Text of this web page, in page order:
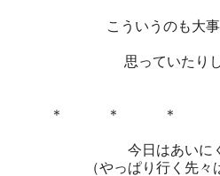
こういうのも大
思っていたり
＊ ＊ ＊
今日はあいに
（やっぱり行く先